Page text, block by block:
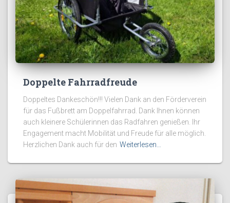
Doppelte Fahrradfreude
Doppeltes Dankeschön!!! Vielen Dank an den Förderverein
für das Fußbrett am Doppelfahrrad. Dank Ihnen können
auch kleinere Schülerinnen das Radfahren genießen. Ihr
Engagement macht Mobilität und Freude für alle möglich.
Herzlichen Dank auch für den Weiterlesen…